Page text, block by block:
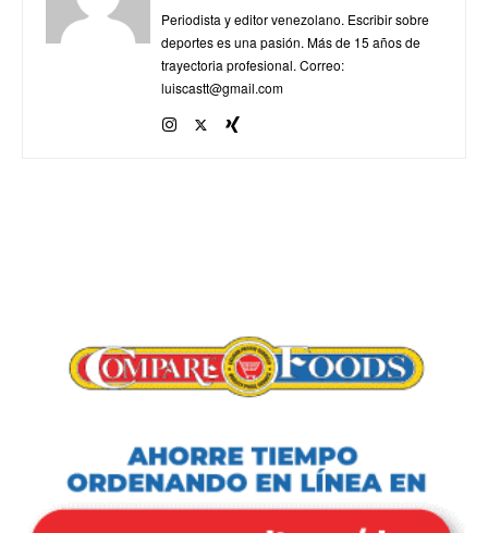
Periodista y editor venezolano. Escribir sobre
deportes es una pasión. Más de 15 años de
trayectoria profesional. Correo:
luiscastt@gmail.com